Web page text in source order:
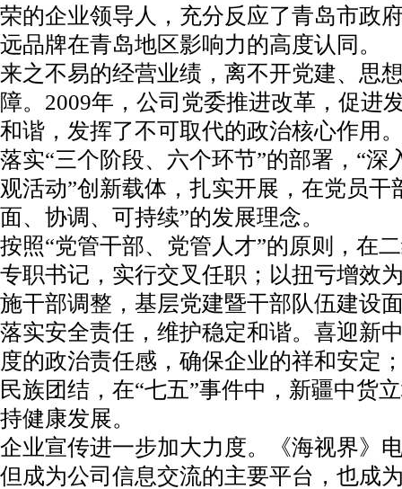
荣的企业领导人，充分反应了青岛市政
远品牌在青岛地区影响力的高度认同。
来之不易的经营业绩，离不开党建、思
障。2009年，公司党委推进改革，促进
和谐，发挥了不可取代的政治核心作用
落实“三个阶段、六个环节”的部署，“深
观活动”创新载体，扎实开展，在党员干
面、协调、可持续”的发展理念。
按照“党管干部、党管人才”的原则，在
专职书记，实行交叉任职；以扭亏增效
施干部调整，基层党建暨干部队伍建设
落实安全责任，维护稳定和谐。喜迎新
度的政治责任感，确保企业的祥和安定
民族团结，在“七五”事件中，新疆中货
持健康发展。
企业宣传进一步加大力度。《海视界》
但成为公司信息交流的主要平台，也成